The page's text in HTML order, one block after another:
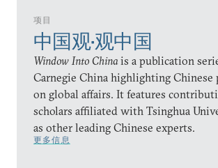
项目
中国观•观中国
Window Into Chinais a publication
Carnegie China highlighting Chinese
on global affairs. It features
scholars affiliated with Tsinghua
as other leading Chinese experts.
更多信息